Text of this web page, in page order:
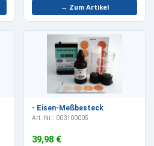
→ Zum Artikel
- Eisen-Meßbesteck
Art.-Nr.: 003100005
39,98 €